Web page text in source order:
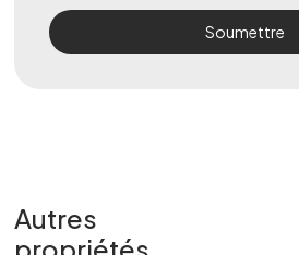
Autres
propriétés